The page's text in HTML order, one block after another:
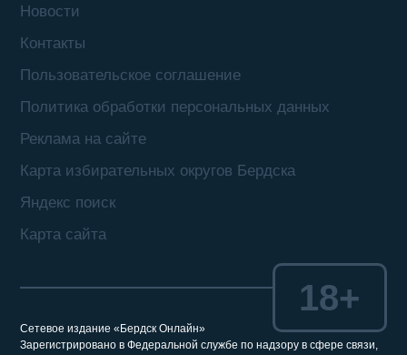
Новости
Контакты
Пользовательское соглашение
Политика обработки персональных данных
Реклама на сайте
Карта избирательных округов Бердска
Яндекс поиск
Карта сайта
Сетевое издание «Бердск Онлайн»
Зарегистрировано в Федеральной службе по надзору в сфере связи,
18+